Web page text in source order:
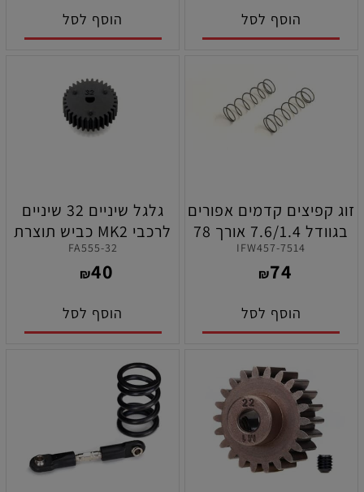
הוסף לסל הוסף לסל
זוג קפיצים קדמים אפורים
בגוודל 7.6/1.4 אורך 78
מ"מ לרכבי קיושו
MP11/MP10/MP10 TKI2
IFW457-7514
₪74
הוסף לסל
גלגל שיניים 32 שיניים
לרכבי MK2 כביש תוצרת
קיושו
FA555-32
₪40
הוסף לסל